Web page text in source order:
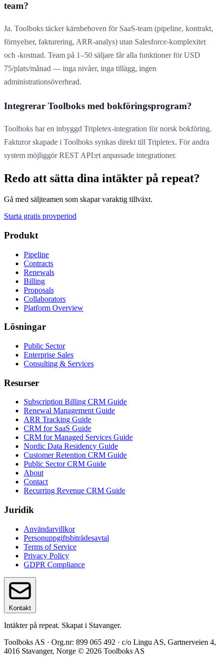
team?
Ja. Toolboks täcker kärnbehoven för SaaS-team (pipeline, kontrakt,
förnyelser, fakturering, ARR-analys) utan Salesforce-komplexitet
och -kostnad. Team på 1–50 säljare får alla funktioner för USD
75/plats/månad — inga nivåer, inga tillägg, ingen
administrationsöverhead.
Integrerar Toolboks med bokföringsprogram?
Toolboks har en inbyggd Tripletex-integration för norsk bokföring.
Fakturor skapade i Toolboks synkas direkt till Tripletex. För andra
system möjliggör REST API:et anpassade integrationer.
Redo att sätta dina intäkter på repeat?
Gå med säljteamen som skapar varaktig tillväxt.
Starta gratis provperiod
Produkt
Pipeline
Contracts
Renewals
Billing
Proposals
Collaborators
Platform Overview
Lösningar
Public Sector
Enterprise Sales
Consulting & Services
Resurser
Subscription Billing CRM Guide
Renewal Management Guide
ARR Tracking Guide
CRM for SaaS Guide
CRM for Managed Services Guide
Nordic Data Residency Guide
Customer Retention CRM Guide
Public Sector CRM Guide
About
Contact
Recurring Revenue CRM Guide
Juridik
Användarvillkor
Personuppgiftsbiträdesavtal
Terms of Service
Privacy Policy
GDPR Compliance
Kontakt
Intäkter på repeat. Skapat i Stavanger.
Toolboks AS · Org.nr: 899 065 492 · c/o Lingu AS, Gartnerveien 4,
4016 Stavanger, Norge © 2026 Toolboks AS